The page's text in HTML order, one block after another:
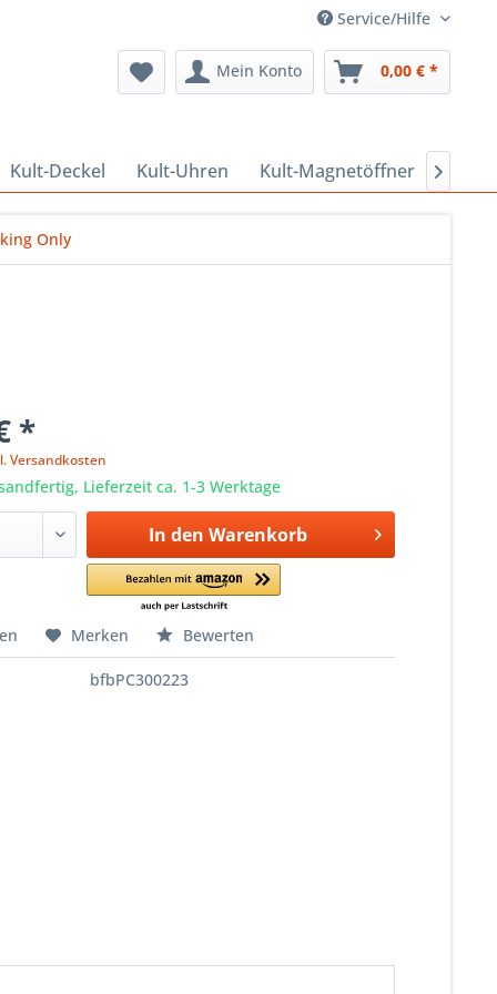
Service/Hilfe
Mein Konto 0,00 € *
Kult-Deckel Kult-Uhren Kult-Magnetöffner 
Only
*
Versandkosten
Lieferzeit ca. 1-3 Werktage
In den Warenkorb
Merken Bewerten
bfbPC300223